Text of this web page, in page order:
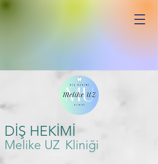
DİŞ HEKİMİ
Melike UZ Kliniği